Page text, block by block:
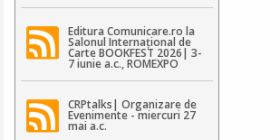
Editura Comunicare.ro la
Salonul Internațional de
Carte BOOKFEST 2026| 3-
7 iunie a.c., ROMEXPO
CRPtalks| Organizare de
Evenimente - miercuri 27
mai a.c.